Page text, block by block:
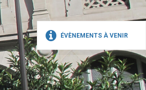
ÉVÈNEMENTS À VENIR